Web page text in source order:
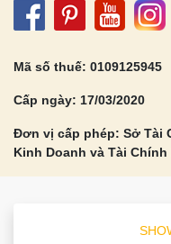
Mã số thuế: 0109125945
Cấp ngày: 17/03/2020
Đơn vị cấp phép: Sở Tài
Kinh Doanh và Tài